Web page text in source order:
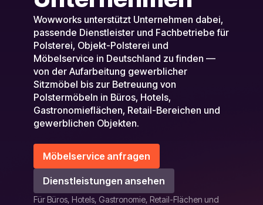
Wowworks unterstützt Unternehmen dabei,
passende Dienstleister und Fachbetriebe für
Polsterei, Objekt-Polsterei und
Möbelservice in Deutschland zu finden —
von der Aufarbeitung gewerblicher
Sitzmöbel bis zur Betreuung von
Polstermöbeln in Büros, Hotels,
Gastronomieflächen, Retail-Bereichen und
gewerblichen Objekten.
Möbelservice anfragen
Dienstleistungen ansehen
Für Büros, Hotels, Gastronomie, Retail-Flächen und